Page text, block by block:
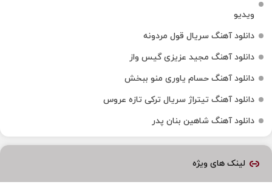
ویدیو
دانلود آهنگ سریال قول مردونه
دانلود آهنگ مجید عزیزی گیس واز
دانلود آهنگ حسام یاوری منو ببخش
دانلود آهنگ تیتراژ سریال ترکی تازه عروس
دانلود آهنگ شاهین بنان پدر
لینک های ویژه